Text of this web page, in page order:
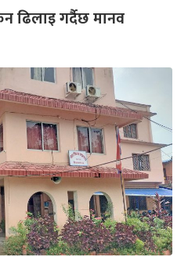
ढिलाइ गर्दैछ मानव